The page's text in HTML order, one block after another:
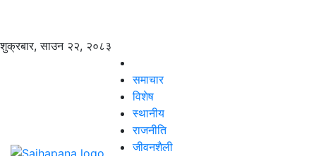
शुक्रबार, साउन २२, २०८३
समाचार
विशेष
स्थानीय
राजनीति
जीवनशैली